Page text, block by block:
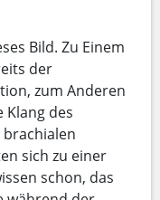
Bild. Zu Einem
der
zum Anderen
des
sich zu einer
schon, das